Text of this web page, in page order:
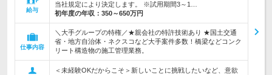
給与
当社規定により決定します。 ※試用期間3～1…
初年度の年収： 350～650万円
仕事内容
＼大手グループの特権／★親会社の特許技術あり ★国土交通
省・地方自治体・ネクスコなど大手案件多数！橋梁などコンク
リート構造物の施工管理業務。
＜未経験OKだからこそ＞新しいことに挑戦したいなど、意欲